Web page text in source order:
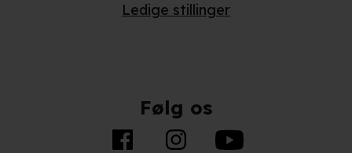
Ledige stillinger
Følg os